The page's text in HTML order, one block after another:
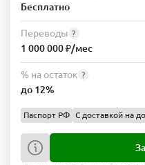
Бесплатно
Переводы ?
1 000 000 ₽/мес
% на остаток ?
до 12%
Паспорт РФ С доставкой на